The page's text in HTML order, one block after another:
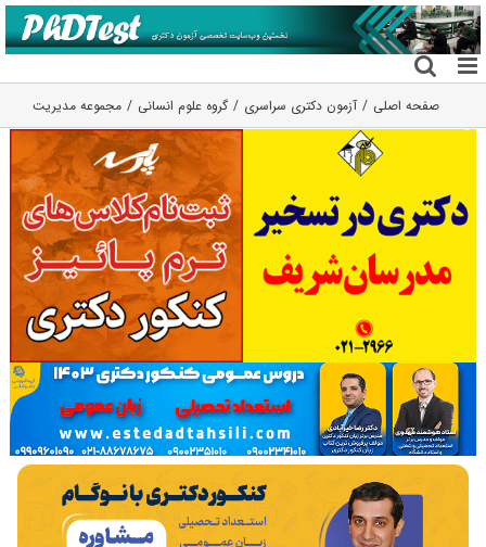
رفتن
به
محتوا
صفحه اصلی آزمون دکتری سراسری گروه علوم انسانی مجموعه مدیریت